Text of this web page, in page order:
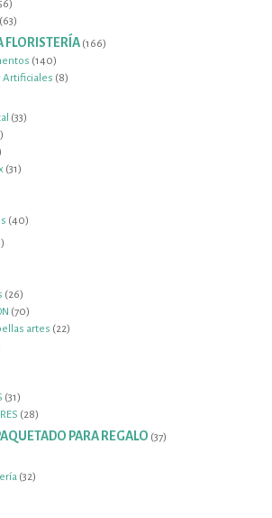
56
productos
6363
productos
FLORISTERÍA 166166
140140
productos
Artificiales 88
3333
50
productos
3131
4040
156
2626
productos
7070
productos
artes 2222
3131
productos
2828
productosPARA REGALO 3737
3232